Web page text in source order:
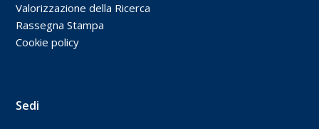
Valorizzazione della Ricerca
Rassegna Stampa
Cookie policy
Sedi